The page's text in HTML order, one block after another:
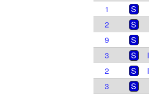
1
S
2
S
9
S
3
S
2
S
3
S